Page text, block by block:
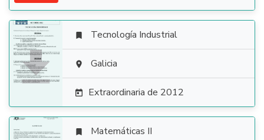

 Tecnología Industrial
 Galicia
 Extraordinaria de 2012
 Matemáticas II